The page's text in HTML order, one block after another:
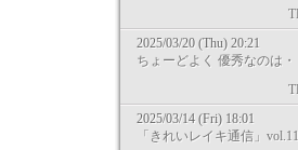
2025/03/20 (Thu) 20:21
ちょーどよく 優秀なのは・
2025/03/14 (Fri) 18:01
「きれいレイキ通信」